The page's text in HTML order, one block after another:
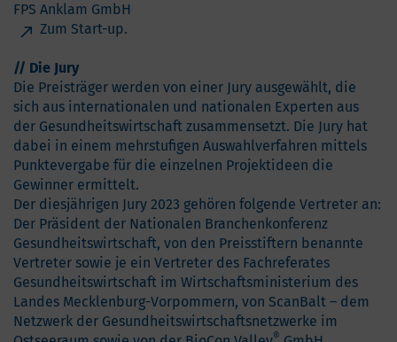
FPS Anklam GmbH
Zum Start-up.
// Die Jury
Die Preisträger werden von einer Jury ausgewählt, die
sich aus internationalen und nationalen Experten aus
der Gesundheitswirtschaft zusammensetzt. Die Jury hat
dabei in einem mehrstufigen Auswahlverfahren mittels
Punktevergabe für die einzelnen Projektideen die
Gewinner ermittelt.
Der diesjährigen Jury 2023 gehören folgende Vertreter an:
Der Präsident der Nationalen Branchenkonferenz
Gesundheitswirtschaft, von den Preisstiftern benannte
Vertreter sowie je ein Vertreter des Fachreferates
Gesundheitswirtschaft im Wirtschaftsministerium des
Landes Mecklenburg-Vorpommern, von ScanBalt – dem
Netzwerk der Gesundheitswirtschaftsnetzwerke im
®